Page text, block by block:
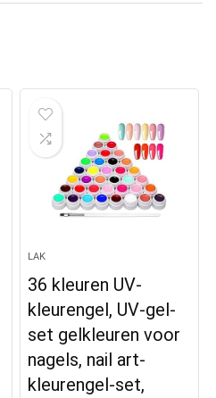
LAK
36 kleuren UV-
kleurengel, UV-gel-
set gelkleuren voor
nagels, nail art-
kleurengel-set,